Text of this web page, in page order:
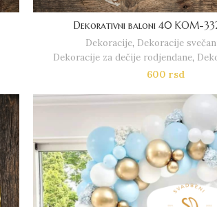
Dekorativni baloni 40 KOM-332
Dekoracije, Dekoracije
Dekoracije za dečije rodjendane,
600 rsd